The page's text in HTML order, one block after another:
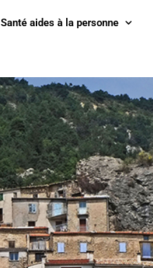
Santé aides à la personne